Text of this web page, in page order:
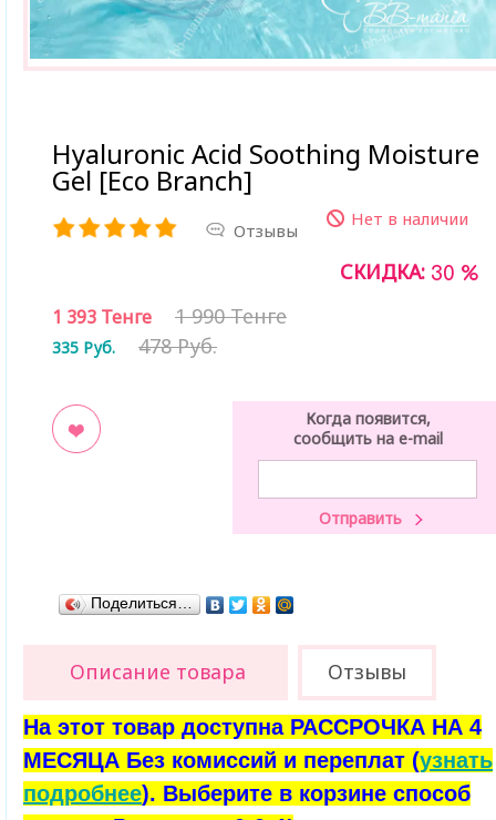
Hyaluronic Acid Soothing Moisture
Gel [Eco Branch]
Отзывы
Нет в наличии
СКИДКА: 30 %
1 393 Тенге 1 990 Тенге
335 Руб. 478 Руб.
Когда появится,
сообщить на e-mail
Поделиться…
Описание товара Отзывы
На этот товар доступна РАССРОЧКА НА 4
МЕСЯЦА Без комиссий и переплат (узнать
подробнее). Выберите в корзине способ